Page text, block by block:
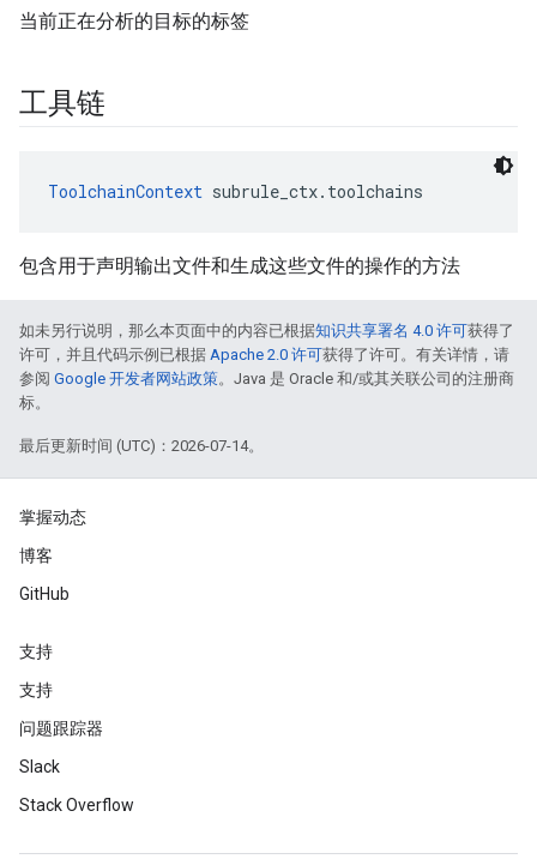
当前正在分析的目标的标签
工具链
ToolchainContext subrule_ctx.toolchains
包含用于声明输出文件和生成这些文件的操作的方法
如未另行说明，那么本页面中的内容已根据知识共享署名 4.0 许可获得了
许可，并且代码示例已根据 Apache 2.0 许可获得了许可。有关详情，请
参阅 Google 开发者网站政策。Java 是 Oracle 和/或其关联公司的注册商
标。
最后更新时间 (UTC)：2026-07-14。
掌握动态
博客
GitHub
支持
支持
问题跟踪器
Slack
Stack Overflow